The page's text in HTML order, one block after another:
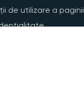
de utilizare a paginii